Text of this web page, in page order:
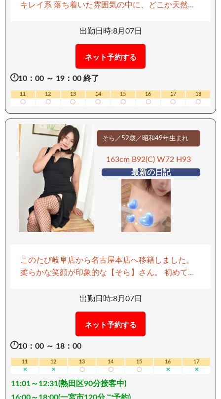
キレイ系 落ち着いた雰囲気の中に、どこか天然で
な一面もありますが、打ち解けると一気に距離が
で、丁寧で想いのこもった触れ合いが魅力。 フェ
ラも得意で、ゆったりとしたリズムで心地よい時
間を演出してくれます。 基本は寄り添うようなス
タイルですが、時には少し積極的に責める一面
も。 お相手に合わせて変化する柔軟さも、大人の
女性ならではの魅力です。 癒しと心地よさ、そし
てほんのりとした刺激。 ゆっくりと距離を縮めた
い方におすすめの女性です。 ーーーーーーーー
【移動手段：電車】 ーーーーーーーー
出勤日時:8月07日
ネット予約する
10：00 ～ 19：00 終了
11
〇
12
〇
13
〇
14
〇
15
〇
16
〇
17
〇
18
〇
そら／52歳／昭和49年生まれ
163cm B92(C) W72 H93
最新の日記
このたび岐阜店から名古屋本店へ移籍しました。
柔らかな笑顔が印象的な【そら】さん。 初めて会
やすさと、包み込むような優しさを兼ね備えた素
やすく、一緒にいるだけで自然と心が軽くなるよ
うな居心地の良さが魅力。 相手を気遣うことがで
きる面倒見の良さもあり、つい甘えたくなってし
まう方も多いはずです。 スラリとした美しいボデ
ィラインに加え、女性らしい魅力が際立つ後ろ姿
も見逃せません。 上品な色気をまといながらも気
取らない雰囲気で、幅広い年代のお客様から好ま
出勤日時:8月07日
ネット予約する
10：00 ～ 18：00
11
✕
12
✕
13
〇
14
〇
15
〇
16
✕
17
✕
11:01～12:31(熱田区90分接客中)
16:00～18:00(一宮市120分ご予約)